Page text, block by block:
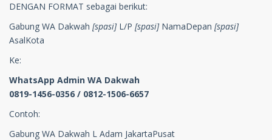
DENGAN FORMAT sebagai berikut:
Gabung WA Dakwah [spasi]L/P [spasi]NamaDepan [spasi]
AsalKota
Ke:
WhatsApp Admin WA Dakwah
0819-1456-0356 / 0812-1506-6657
Contoh:
Gabung WA Dakwah L Adam JakartaPusat